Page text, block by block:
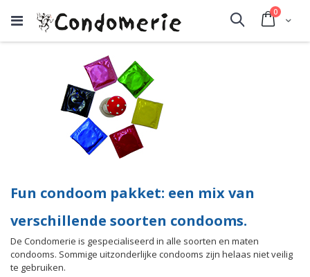
Cart
0
Search
Fun condoom pakket: een mix van
verschillende soorten condooms.
De Condomerie is gespecialiseerd in alle soorten en maten
condooms. Sommige uitzonderlijke condooms zijn helaas niet veilig
te gebruiken.